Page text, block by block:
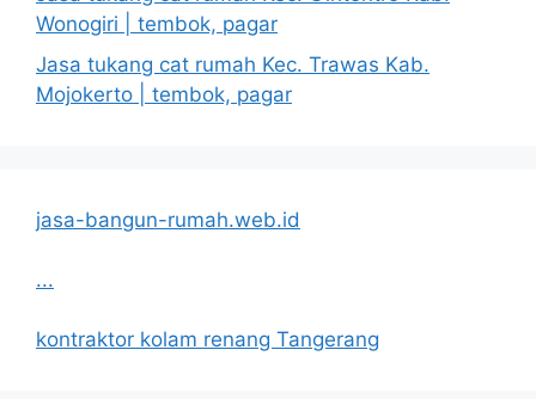
Wonogiri | tembok, pagar
Jasa tukang cat rumah Kec. Trawas Kab.
Mojokerto | tembok, pagar
jasa-bangun-rumah.web.id
...
kontraktor kolam renang Tangerang